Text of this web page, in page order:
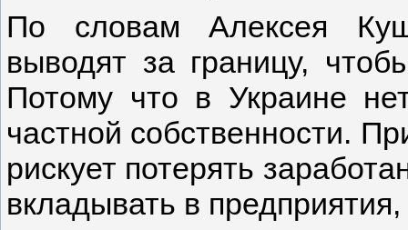
По словам Алексея
выводят за границу,
Потому что в Украине
частной собственности.
рискует потерять
вкладывать в